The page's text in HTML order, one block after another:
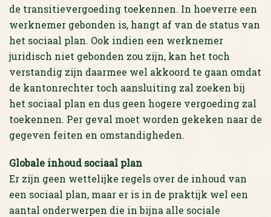
de transitievergoeding toekennen. In hoeverre een
werknemer gebonden is, hangt af van de status van
het sociaal plan. Ook indien een werknemer
juridisch niet gebonden zou zijn, kan het toch
verstandig zijn daarmee wel akkoord te gaan omdat
de kantonrechter toch aansluiting zal zoeken bij
het sociaal plan en dus geen hogere vergoeding zal
toekennen. Per geval moet worden gekeken naar de
gegeven feiten en omstandigheden.
Globale inhoud sociaal plan
Er zijn geen wettelijke regels over de inhoud van
een sociaal plan, maar er is in de praktijk wel een
aantal onderwerpen die in bijna alle sociale